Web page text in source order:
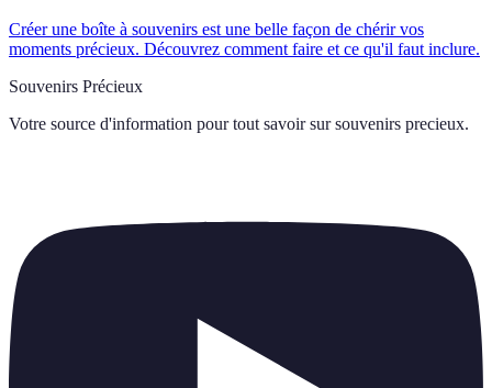
Créer une boîte à souvenirs est une belle façon de chérir vos
moments précieux. Découvrez comment faire et ce qu'il faut inclure.
Souvenirs Précieux
Votre source d'information pour tout savoir sur souvenirs precieux.